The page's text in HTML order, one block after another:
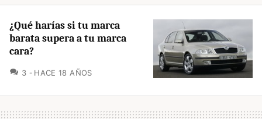
¿Qué harías si tu marca
barata supera a tu marca
cara?
3 COMENTARIOS
HACE 18 AÑOS